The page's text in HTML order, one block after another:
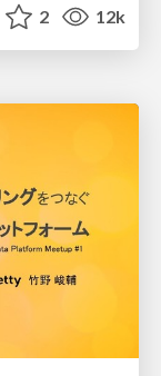
2 12k